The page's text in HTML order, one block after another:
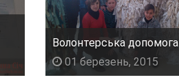
Волонтерська допомога
01 березень, 2015